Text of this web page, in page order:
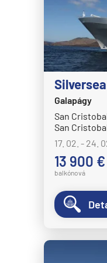
Expedičné
Antarktída
Arktída
Expedičné
Galapágy
Potvrdiť
Celebrity
Celebrity
Celebrity
Celebrity
Celebrity
Celebrity
Celebrity
Celebrity
Celebrity
Celebrity
Galapágy
San
San
17. 02. - 24.
13 900 €
balkónová